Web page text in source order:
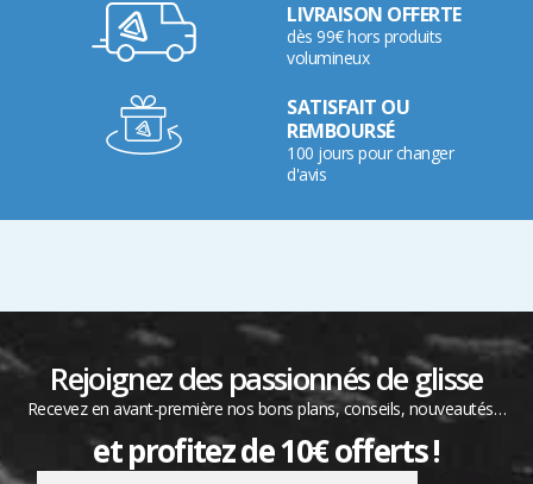
LIVRAISON OFFERTE
dès 99€ hors produits
volumineux
SATISFAIT OU
REMBOURSÉ
100 jours pour changer
d'avis
Rejoignez des passionnés de glisse
Recevez en avant-première nos bons plans, conseils, nouveautés…
et profitez de 10€ offerts !